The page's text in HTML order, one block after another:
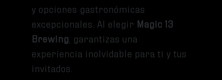
y opciones gastronómicas
excepcionales. Al elegir Magic 13
Brewing , garantizas una
experiencia inolvidable para ti y tus
invitados.